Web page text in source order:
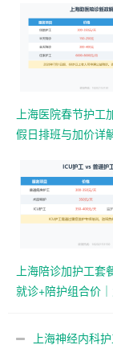
上海医院春节护工
假日排班与加价详
上海陪诊加护工套
就诊+陪护组合价
上海神经内科